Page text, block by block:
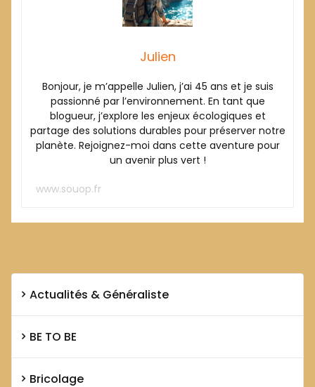
Julien
Bonjour, je m’appelle Julien, j’ai 45 ans et je suis
passionné par l’environnement. En tant que
blogueur, j’explore les enjeux écologiques et
partage des solutions durables pour préserver notre
planète. Rejoignez-moi dans cette aventure pour
un avenir plus vert !
www.souop.fr
Actualités & Généraliste
BE TO BE
Bricolage